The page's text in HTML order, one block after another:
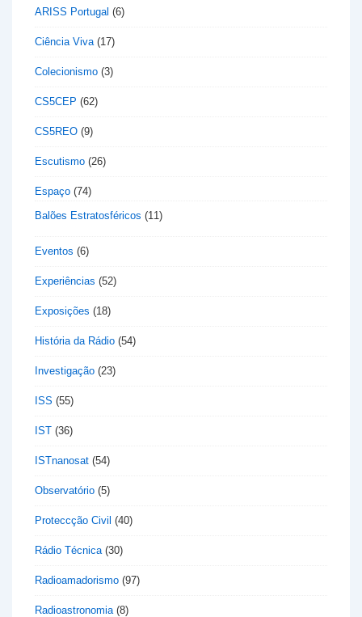
ARISS Portugal (6)
Ciência Viva (17)
Colecionismo (3)
CS5CEP (62)
CS5REO (9)
Escutismo (26)
Espaço (74)
Balões Estratosféricos (11)
Eventos (6)
Experiências (52)
Exposições (18)
História da Rádio (54)
Investigação (23)
ISS (55)
IST (36)
ISTnanosat (54)
Observatório (5)
Proteccção Civil (40)
Rádio Técnica (30)
Radioamadorismo (97)
Radioastronomia (8)